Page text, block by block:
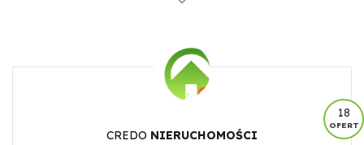
18
OFERT
CREDO NIERUCHOMOŚCI